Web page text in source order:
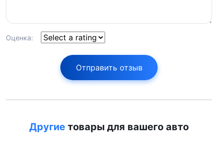
Оценка:
Отправить отзыв
Другие товары для вашего авто